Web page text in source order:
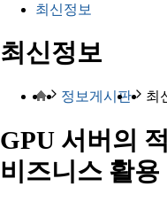
최신정보
최신정보
정보게시판 최
GPU 서버의
비즈니스 활용